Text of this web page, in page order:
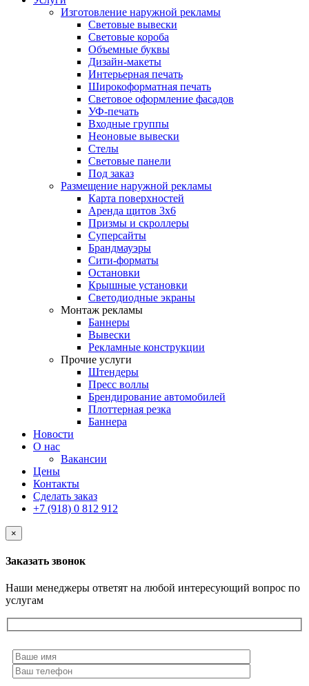
Изготовление наружной рекламы
Световые вывески
Световые короба
Объемные буквы
Дизайн-макеты
Интерьерная печать
Широкоформатная печать
Световое оформление фасадов
УФ-печать
Входные группы
Неоновые вывески
Стелы
Световые панели
Под заказ
Размещение наружной рекламы
Карта поверхностей
Аренда щитов 3х6
Призмы и скроллеры
Суперсайты
Брандмауэры
Сити-форматы
Остановки
Крышные установки
Светодиодные экраны
Монтаж рекламы
Баннеры
Вывески
Рекламные конструкции
Прочие услуги
Штендеры
Пресс воллы
Брендирование автомобилей
Плоттерная резка
Баннера
Новости
О нас
Вакансии
Цены
Контакты
Сделать заказ
+7 (918) 0 812 912
×
Заказать звонок
Наши менеджеры ответят на любой интересующий вопрос по
услугам